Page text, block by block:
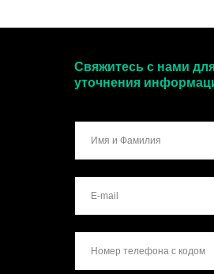
Свяжитесь с нами
уточнения